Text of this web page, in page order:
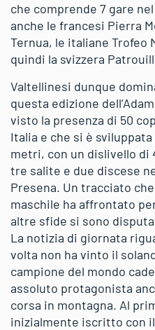
che comprende 7 gare
anche le francesi Pierra
Ternua, le italiane Trofeo
quindi la svizzera
Valtellinesi dunque
questa edizione
visto la presenza di 50
Italia e che si è
metri, con un dislivello di
tre salite e due discese
Presena. Un tracciato
maschile ha affrontato
altre sfide si sono
La notizia di giornata
volta non ha vinto il
campione del mondo
assoluto protagonista
corsa in montagna. Al
inizialmente iscritto con